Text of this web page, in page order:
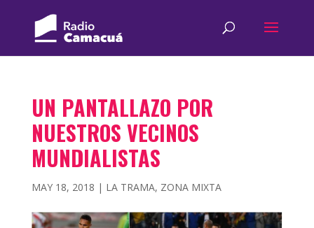
UN PANTALLAZO POR
NUESTROS VECINOS
MUNDIALISTAS
MAY 18, 2018 | LA TRAMA, ZONA MIXTA